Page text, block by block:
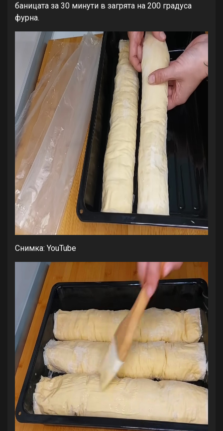
баницата за 30 минути в загрята на 200 градуса
фурна.
Снимка: YouTube